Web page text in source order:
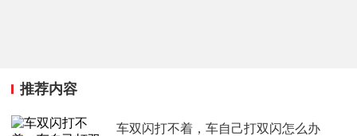
推荐内容
车双闪打不着，车自己打双闪怎么办